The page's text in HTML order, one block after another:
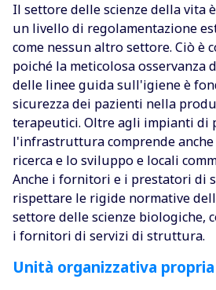
Il settore delle scienze della vita
un livello di regolamentazione
come nessun altro settore. Ciò è
poiché la meticolosa osservanza
delle linee guida sull'igiene è
sicurezza dei pazienti nella
terapeutici. Oltre agli impianti di
l'infrastruttura comprende
ricerca e lo sviluppo e locali
Anche i fornitori e i prestatori di
rispettare le rigide normative
settore delle scienze biologiche,
i fornitori di servizi di struttura.
Unità organizzativa propria